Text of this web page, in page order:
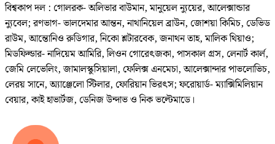
বিশ্বকাপ দল : গোলরক- অলিভার বাউমান, মানুয়েল ন্যুয়ের, আলেক্সান্ডার
ন্যুবেল; রণভাগ- ভালদেমার আন্তন, নাথানিয়েল ব্রাউন, জোশয়া কিমিচ, ডেভিড
রাউম, আন্তোনিও রুডিগার, নিকো শ্লটারবেক, জনাথন তাহ, মালিক থিয়াও;
মিডফিল্ডার- নাদিয়েম আমিরি, লিওন গোরেৎজকা, পাসকাল গ্রস, লেনার্ট কার্ল,
জেমি লেভেলিং, জামালস্কুসিয়ালা, ফেলিক্স এনমেচা, আলেক্সান্দার পাভলোভিচ,
লেরয় সানে, অ্যাঞ্জেলো স্টিলার, ফোরিয়ান ভিরৎস; ফরোয়ার্ড- ম্যাক্সিমিলিয়ান
বেয়ার, কাই হাভার্টজ, ডেনিজ উন্দাভ ও নিক ভল্টেমাডে।